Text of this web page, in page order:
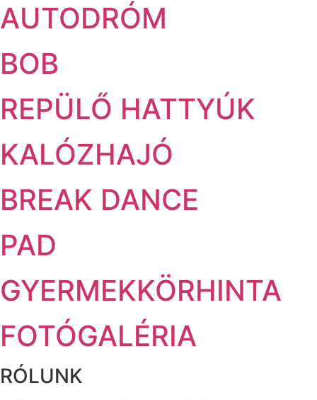
AUTODRÓM
BOB
REPÜLŐ HATTYÚK
KALÓZHAJÓ
BREAK DANCE
PAD
GYERMEKKÖRHINTA
FOTÓGALÉRIA
RÓLUNK